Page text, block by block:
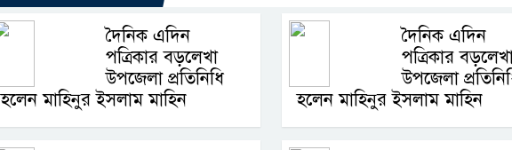
দৈনিক এদিন
পত্রিকার বড়লেখা
উপজেলা প্রতিনিধি
হলেন মাহিনুর ইসলাম মাহিন
দৈনিক এদিন
পত্রিকার
উপজেলা
হলেন মাহিনুর ইসলাম মাহিন